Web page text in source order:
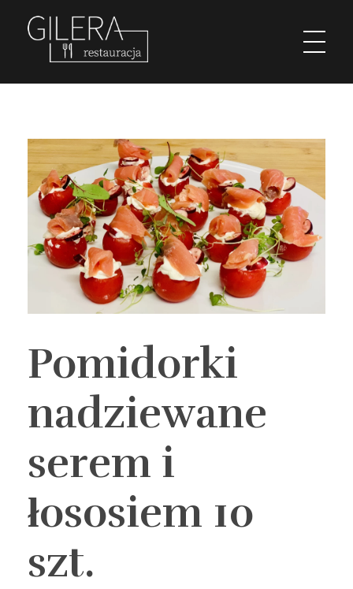
Pomidorki
nadziewane
serem i
łososiem 10
szt.